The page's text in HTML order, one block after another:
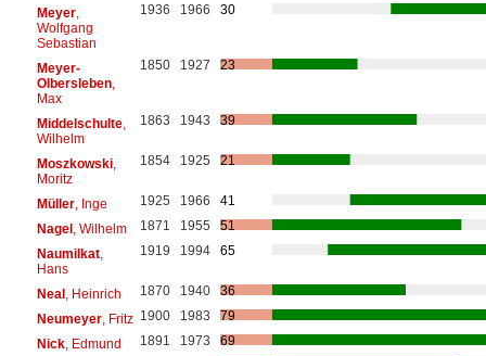
Meyer,
Wolfgang
Sebastian
1936 1966 30
Meyer-
Olbersleben,
Max
1850 1927 23
Middelschulte,
Wilhelm
1863 1943 39
Moszkowski,
Moritz
1854 1925 21
Müller, Inge 1925 1966
41
Nagel, Wilhelm 1871 1955
51
Naumilkat,
Hans
1919 1994 65
Neal, Heinrich 1870 1940
36
Neumeyer, Fritz 1900 1983
79
Nick, Edmund 1891 1973
69